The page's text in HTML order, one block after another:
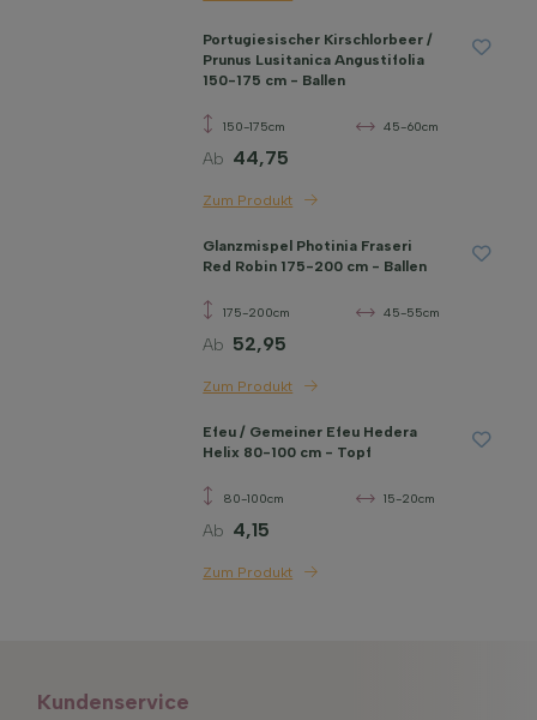
Portugiesischer Kirschlorbeer /
Prunus Lusitanica Angustifolia
150-175 cm - Ballen
150-175cm 45-60cm
Ab 44,75
Zum Produkt
Glanzmispel Photinia Fraseri
Red Robin 175-200 cm - Ballen
175-200cm 45-55cm
Ab 52,95
Zum Produkt
Efeu / Gemeiner Efeu Hedera
Helix 80-100 cm - Topf
80-100cm 15-20cm
Ab 4,15
Zum Produkt
Kundenservice